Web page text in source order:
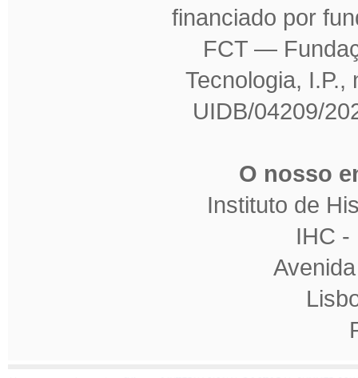
financiado por
FCT —
Tecnologia,
UIDB/04209/
O nosso
Instituto de
IHC -